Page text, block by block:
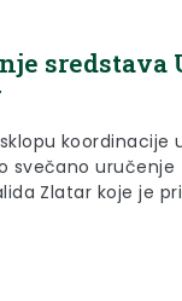
sredstava
koordinacije
svečano uručenje
Zlatar koje je